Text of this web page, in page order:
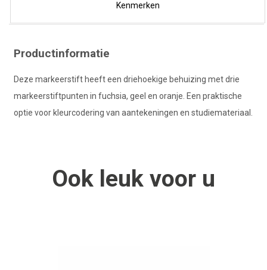
Kenmerken
Productinformatie
Deze markeerstift heeft een driehoekige behuizing met drie
markeerstiftpunten in fuchsia, geel en oranje. Een praktische
optie voor kleurcodering van aantekeningen en studiemateriaal.
Ook leuk voor u